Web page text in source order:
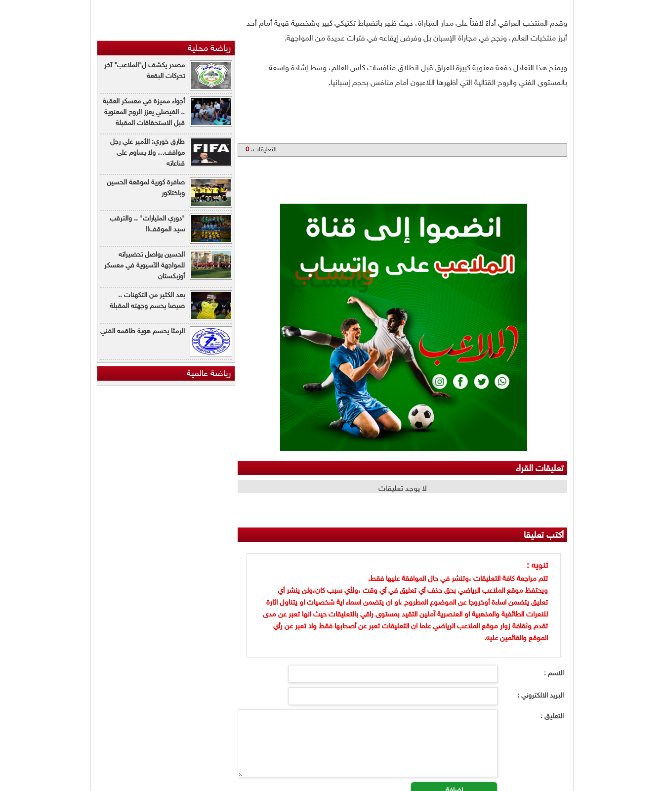
وقدم المنتخب العراقي أداءً لافتاً على مدار المباراة، حيث ظهر بانضباط تكتيكي كبير وشخصية قوية أمام أحد
أبرز منتخبات العالم، ونجح في مجاراة الإسبان بل وفرض إيقاعه في فترات عديدة من المواجهة.
ويمنح هذا التعادل دفعة معنوية كبيرة للعراق قبل انطلاق منافسات كأس العالم، وسط إشادة واسعة
بالمستوى الفني والروح القتالية التي أظهرها اللاعبون أمام منافس بحجم إسبانيا.
التعليقات:0
تعليقات القراء
لا يوجد تعليقات
أكتب تعليقا
تنويه :
تتم مراجعة كافة التعليقات ،وتنشر في حال الموافقة عليها فقط.
ويحتفظ موقع الملاعب الرياضي بحق حذف أي تعليق في أي وقت ،ولأي سبب كان،ولن ينشر أي
تعليق يتضمن اساءة أوخروجا عن الموضوع المطروح ،او ان يتضمن اسماء اية شخصيات او يتناول اثارة
للنعرات الطائفية والمذهبية او العنصرية آملين التقيد بمستوى راقي بالتعليقات حيث انها تعبر عن مدى
تقدم وثقافة زوار موقع الملاعب الرياضي علما ان التعليقات تعبر عن أصحابها فقط ولا تعبر عن رأي
الموقع والقائمين عليه.
الاسم :
البريد الالكتروني :
التعليق :
رياضة محلية
مصدر يكشف ل"الملاعب" آخر
تحركات البقعة
أجواء مميزة في معسكر العقبة
.. الفيصلي يعزز الروح المعنوية
قبل الاستحقاقات المقبلة
طارق خوري: الأمير علي رجل
مواقف… ولا يساوم على
قناعاته
صافرة كورية لموقعة الحسين
وباختاكور
"دوري المليارات" .. والترقب
سيد الموقف!!
الحسين يواصل تحضيراته
للمواجهة الآسيوية في معسكر
أوزبكستان
بعد الكثير من التكهنات ..
صيصا يحسم وجهته المقبلة
الرمثا يحسم هوية طاقمه الفني
رياضة عالمية